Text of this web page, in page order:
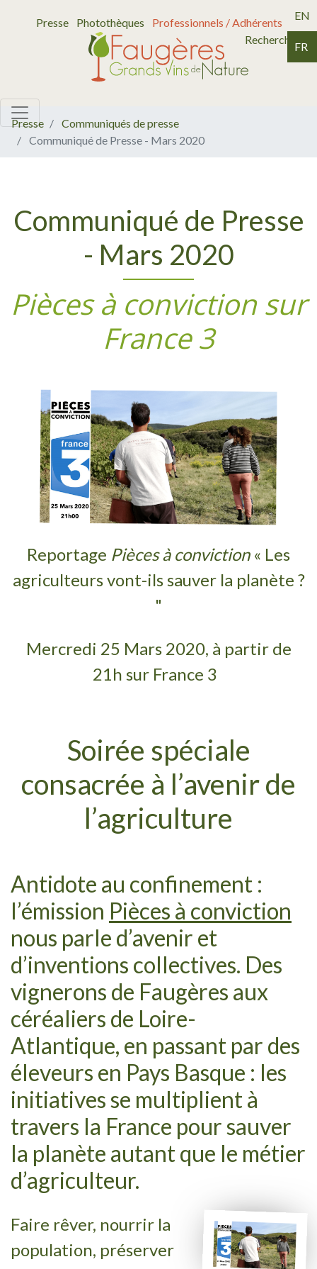
Presse Photothèques
Professionnels / Adhérents
Recherche
EN
FR
Presse
Communiqués de presse
Communiqué de Presse - Mars 2020
Communiqué de Presse
- Mars 2020
Pièces à conviction sur
France 3
Reportage Piècesà conviction« Les
agriculteurs vont-ils sauver la planète ?
"
Mercredi 25 Mars 2020, à partir de
21h sur France 3
Soirée spéciale
consacrée à l’avenir de
l’agriculture
Antidote au confinement :
l’émission Pièces à conviction
nous parle d’avenir et
d’inventions collectives. Des
vignerons de Faugères aux
céréaliers de Loire-
Atlantique, en passant par des
éleveurs en Pays Basque : les
initiatives se multiplient à
travers la France pour sauver
la planète autant que le métier
d’agriculteur.
Faire rêver, nourrir la
population, préserver